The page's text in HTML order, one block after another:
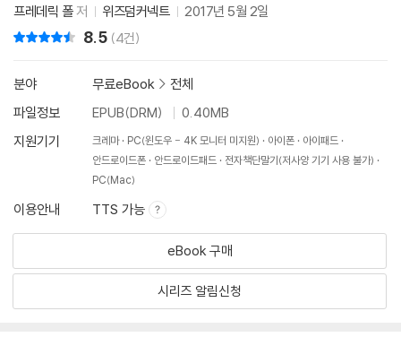
프레데릭 폴저 위즈덤커넥트 2017년 5월 2일
8.5 (4건)
분야 무료eBook > 전체
파일정보
EPUB(DRM)
0.40MB
지원기기
크레마 PC(윈도우 - 4K 모니터 미지원) 아이폰
아이패드
안드로이드폰
안드로이드패드
전자책단말기(저사양 기기 사용 불가)
PC(Mac)
이용안내 TTS 가능
eBook 구매
시리즈 알림신청